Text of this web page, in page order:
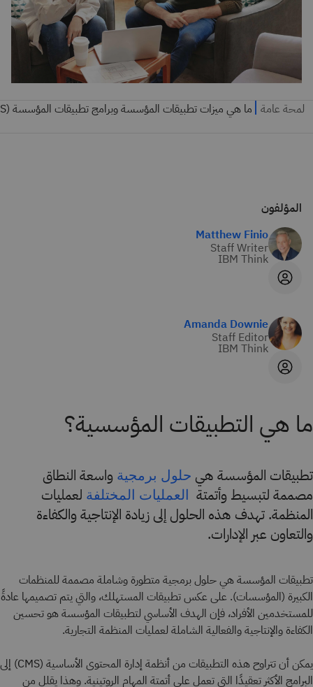
المؤلفون
Matthew Finio
Staff Writer
IBM Think
Amanda Downie
Staff Editor
IBM Think
ما هي التطبيقات المؤسسية؟
تطبيقات المؤسسة هي حلول برمجية واسعة النطاق
مصممة لتبسيط وأتمتة العمليات المختلفة لعمليات
المنظمة. تهدف هذه الحلول إلى زيادة الإنتاجية والكفاءة
والتعاون عبر الإدارات.
تطبيقات المؤسسة هي حلول برمجية متطورة وشاملة مصممة للمنظمات
الكبيرة (المؤسسات). على عكس تطبيقات المستهلك، والتي يتم تصميمها عادةً
للمستخدمين الأفراد، فإن الهدف الأساسي لتطبيقات المؤسسة هو تحسين
الكفاءة والإنتاجية والفعالية الشاملة لعمليات المنظمة التجارية.
يمكن أن تتراوح هذه التطبيقات من أنظمة إدارة المحتوى الأساسية (CMS) إلى
البرامج الأكثر تعقيدًا التي تعمل على أتمتة المهام الروتينية. وهذا يقلل من